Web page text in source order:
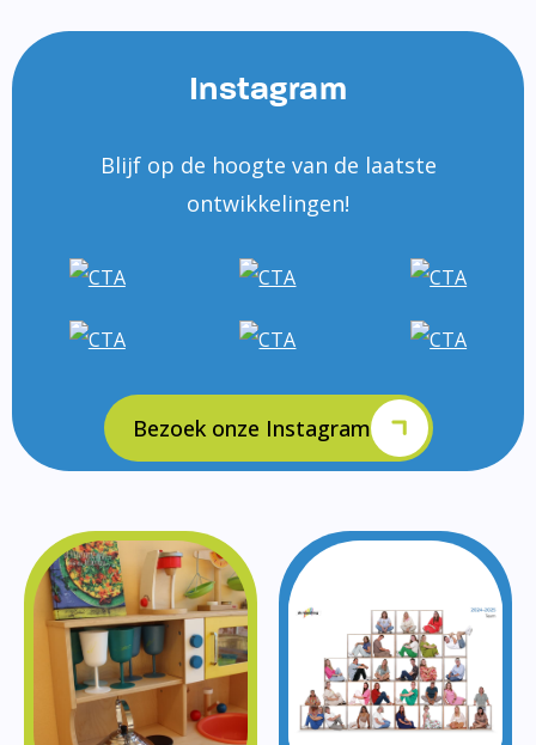
Instagram
Blijf op de hoogte van de laatste
ontwikkelingen!
Bezoek onze Instagram